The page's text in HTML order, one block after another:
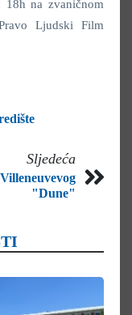
na zvaničnom
Ljudski Film
Sljedeća
"Dune"